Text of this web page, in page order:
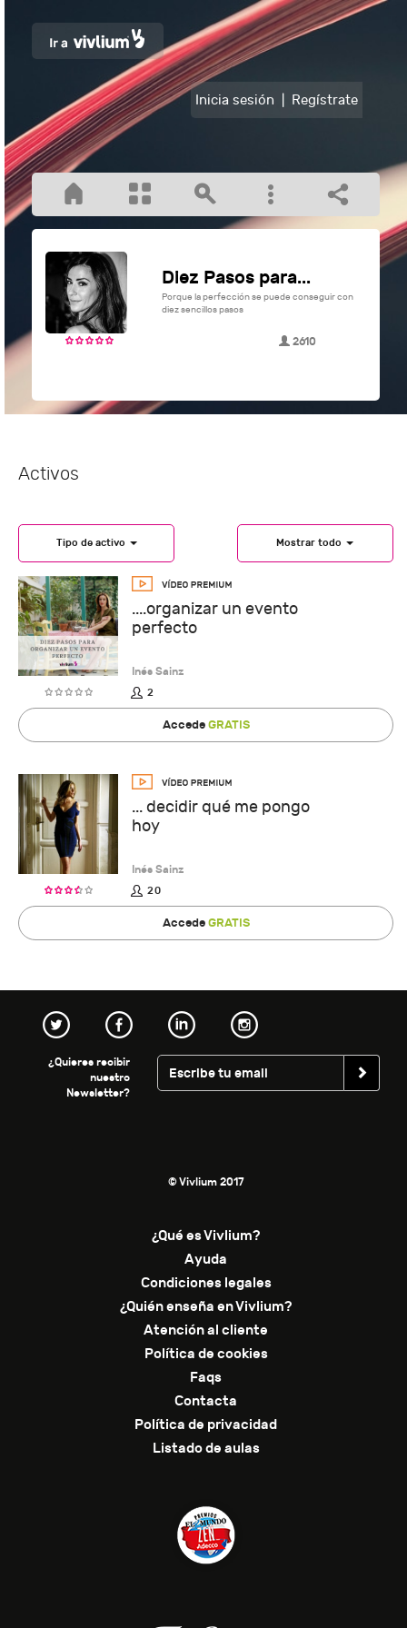
Inicia sesión Regístrate
Diez Pasos para...
Porque la perfección se puede conseguir con
diez sencillos pasos
2610
Activos
Tipo de activo Mostrar todo
....organizar un evento
perfecto
Inés Sainz
2
AccedeGRATIS
... decidir qué me pongo
hoy
Inés Sainz
20
AccedeGRATIS
¿Quieres recibir
nuestro
Newsletter?
© Vivlium 2017
¿Qué es Vivlium?
Ayuda
Condiciones legales
¿Quién enseña en Vivlium?
Atención al cliente
Política de cookies
Faqs
Contacta
Política de privacidad
Listado de aulas